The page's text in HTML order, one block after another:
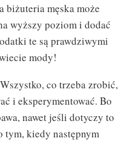
biżuteria męska może
wyższy poziom i dodać
te są prawdziwymi
mody!
co trzeba zrobić,
i eksperymentować. Bo
nawet jeśli dotyczy to
tym, kiedy następnym